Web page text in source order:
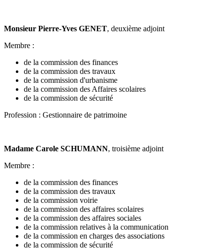
Monsieur Pierre-Yves GENET, deuxième adjoint
Membre :
de la commission des finances
de la commission des travaux
de la commission d'urbanisme
de la commission des Affaires scolaires
de la commission de sécurité
Profession : Gestionnaire de patrimoine
Madame Carole SCHUMANN, troisième adjoint
Membre :
de la commission des finances
de la commission des travaux
de la commission voirie
de la commission des affaires scolaires
de la commission des affaires sociales
de la commission relatives à la communication
de la commission en charges des associations
de la commission de sécurité